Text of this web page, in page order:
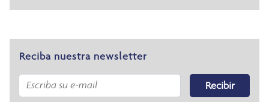
Reciba nuestra newsletter
Recibir